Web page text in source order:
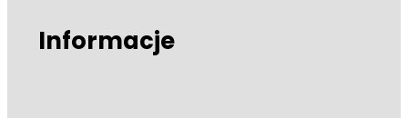
Informacje